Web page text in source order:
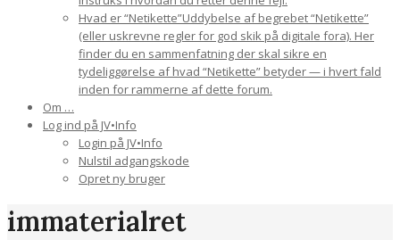
Hvad er “Netikette”Uddybelse af begrebet “Netikette”
(eller uskrevne regler for god skik på digitale fora). Her
finder du en sammenfatning der skal sikre en
tydeliggørelse af hvad “Netikette” betyder — i hvert fald
inden for rammerne af dette forum.
Om …
Log ind på JV•Info
Login på JV•Info
Nulstil adgangskode
Opret ny bruger
immaterialret